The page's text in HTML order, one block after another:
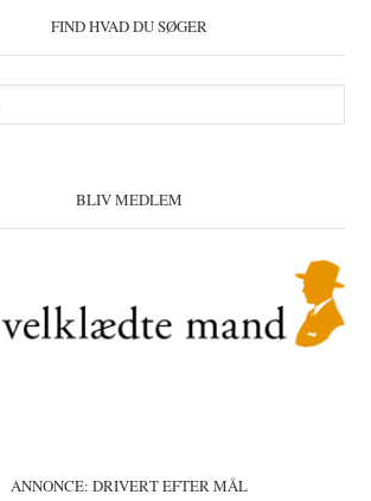
FIND HVAD DU SØGER
BLIV MEDLEM
ANNONCE: DRIVERT EFTER MÅL